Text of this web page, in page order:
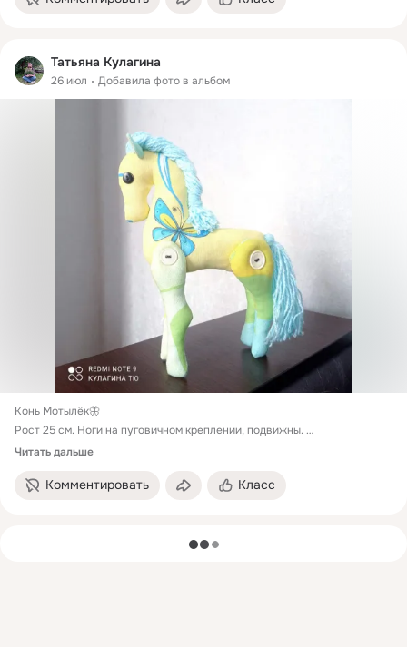
Татьяна Кулагина
26 июл Добавила фото в альбом
Конь Мотылёк🦋
Рост 25 см. Ноги на пуговичном креплении, подвижны.
Поплин, акриловая пряжа, пуговицы.
Ищет дом! 1500₽
Читать дальше
Комментировать Класс